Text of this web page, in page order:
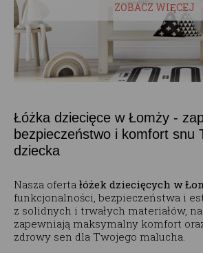
ZOBACZ WIĘCEJ
Łóżka dziecięce w Łomży -
bezpieczeństwo i komfort snu
dziecka
Nasza oferta łóżek dziecięcych w
funkcjonalności, bezpieczeństwa i
z solidnych i trwałych materiałów,
zapewniają maksymalny komfort
zdrowy sen dla Twojego malucha.